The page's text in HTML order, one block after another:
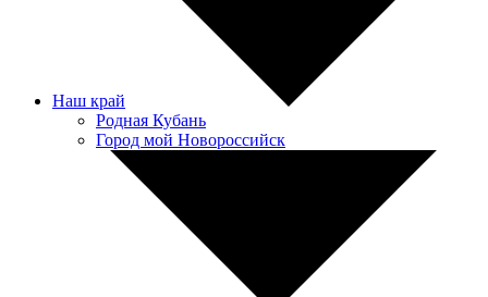
Наш край
Родная Кубань
Город мой Новороссийск